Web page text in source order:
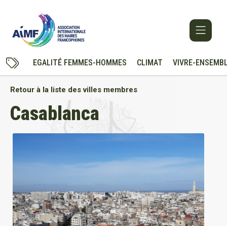
EGALITÉ FEMMES-HOMMES CLIMAT VIVRE-
Retour à la liste des villes membres
Casablanca